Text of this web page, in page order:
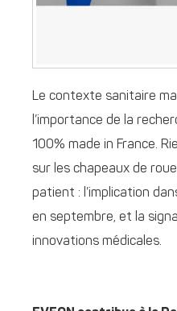
Le contexte sanitaire
l’importance de la
100% made in France.
sur les chapeaux de
patient : l’implication
en septembre, et la
innovations médicales.